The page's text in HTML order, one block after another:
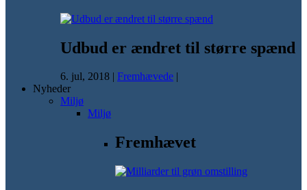
Udbud er ændret til større spænd
6. jul, 2018 | Fremhævede |
Nyheder
Miljø
Miljø
Fremhævet